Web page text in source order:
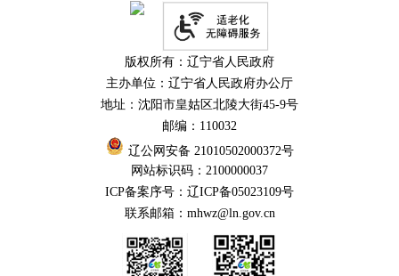
版权所有：辽宁省人民政府
主办单位：辽宁省人民政府办公厅
地址：沈阳市皇姑区北陵大街45-9号
邮编：110032
辽公网安备 21010502000372号
网站标识码：2100000037
ICP备案序号：辽ICP备05023109号
联系邮箱：mhwz@ln.gov.cn